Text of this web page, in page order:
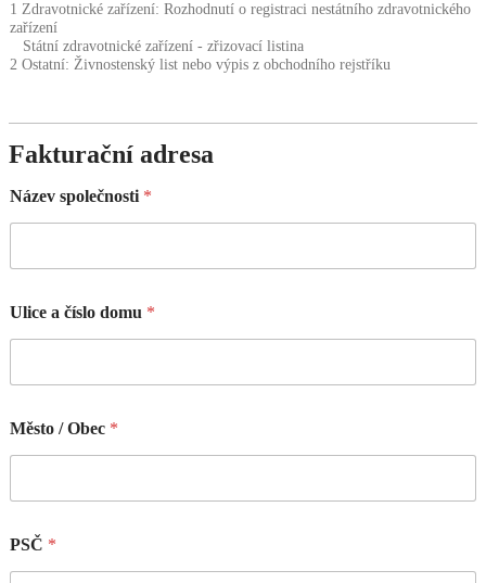
1 Zdravotnické zařízení: Rozhodnutí o registraci nestátního zdravotnického
zařízení
Státní zdravotnické zařízení - zřizovací listina
2 Ostatní: Živnostenský list nebo výpis z obchodního rejstříku
Fakturační adresa
Název společnosti *
Ulice a číslo domu *
Město / Obec *
PSČ *